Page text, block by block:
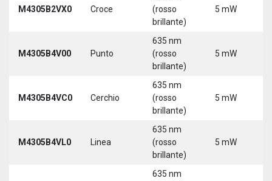
M4305B2VX0 Croce
(rosso
brillante)
5 mW
M4305B4V00 Punto
635 nm
(rosso
brillante)
5 mW
M4305B4VC0 Cerchio
635 nm
(rosso
brillante)
5 mW
M4305B4VL0 Linea
635 nm
(rosso
brillante)
5 mW
635 nm